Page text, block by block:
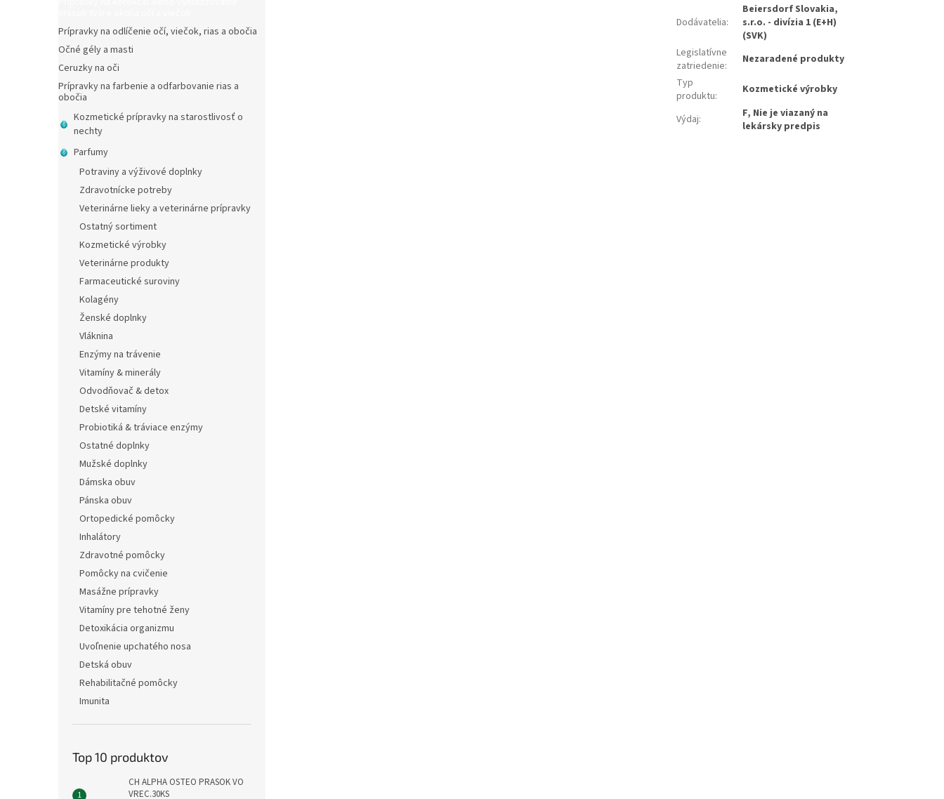
Prípravky na odlíčenie očí, viečok, rias a obočia
Očné gély a masti
Ceruzky na oči
Prípravky na farbenie a odfarbovanie rias a
obočia
Kozmetické prípravky na starostlivosť o
nechty
Parfumy
Potraviny a výživové doplnky
Zdravotnícke potreby
Veterinárne lieky a veterinárne prípravky
Ostatný sortiment
Kozmetické výrobky
Veterinárne produkty
Farmaceutické suroviny
Kolagény
Ženské doplnky
Vláknina
Enzýmy na trávenie
Vitamíny & minerály
Odvodňovač & detox
Detské vitamíny
Probiotiká & tráviace enzýmy
Ostatné doplnky
Mužské doplnky
Dámska obuv
Pánska obuv
Ortopedické pomôcky
Inhalátory
Zdravotné pomôcky
Pomôcky na cvičenie
Masážne prípravky
Vitamíny pre tehotné ženy
Detoxikácia organizmu
Uvoľnenie upchatého nosa
Detská obuv
Rehabilitačné pomôcky
Imunita
Top 10 produktov
CH ALPHA OSTEO PRASOK VO
VREC.30KS
Dodávatelia:
Beiersdorf Slovakia,
s.r.o. - divízia 1 (E+H)
(SVK)
Legislatívne
zatriedenie:
Nezaradené produkty
Typ
produktu: Kozmetické výrobky
Výdaj:
F, Nie je viazaný na
lekársky predpis